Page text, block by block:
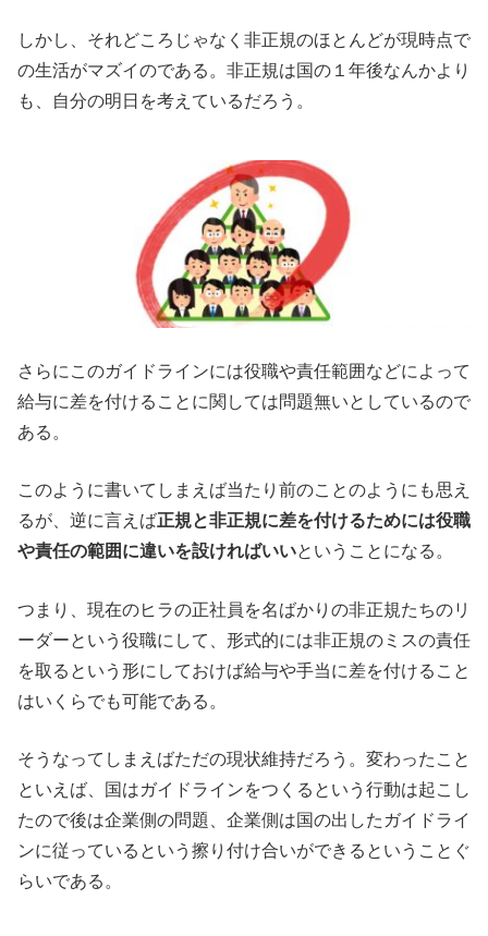
しかし、それどころじゃなく非正規のほとんどが現時点で
の生活がマズイのである。非正規は国の１年後なんかより
も、自分の明日を考えているだろう。
さらにこのガイドラインには役職や責任範囲などによって
給与に差を付けることに関しては問題無いとしているので
ある。
このように書いてしまえば当たり前のことのようにも思え
るが、逆に言えば正規と非正規に差を付けるためには役職
や責任の範囲に違いを設ければいいということになる。
つまり、現在のヒラの正社員を名ばかりの非正規たちのリ
ーダーという役職にして、形式的には非正規のミスの責任
を取るという形にしておけば給与や手当に差を付けること
はいくらでも可能である。
そうなってしまえばただの現状維持だろう。変わったこと
といえば、国はガイドラインをつくるという行動は起こし
たので後は企業側の問題、企業側は国の出したガイドライ
ンに従っているという擦り付け合いができるということぐ
らいである。